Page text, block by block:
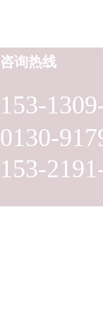
153-
0130-
153-
咨询热线